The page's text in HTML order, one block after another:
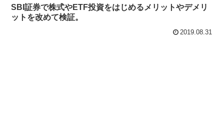
SBI証券で株式やETF投資をはじめるメリットやデメリ
ットを改めて検証。
2019.08.31